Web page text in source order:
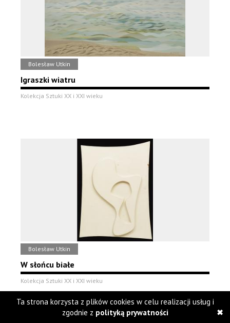
Bolesław Utkin
Igraszki wiatru
Kolekcja Sztuki XX i XXI wieku
Bolesław Utkin
W słońcu białe
Kolekcja Sztuki XX i XXI wieku
Ta strona korzysta z plików cookies w celu realizacji usług i
zgodnie z polityką prywatności